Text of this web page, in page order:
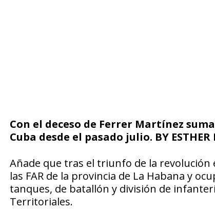
Con el deceso de Ferrer Martínez
Cuba desde el pasado julio. BY ESTHER
Añade que tras el triunfo de la revolución
las FAR de la provincia de La Habana y
tanques, de batallón y división de
Territoriales.